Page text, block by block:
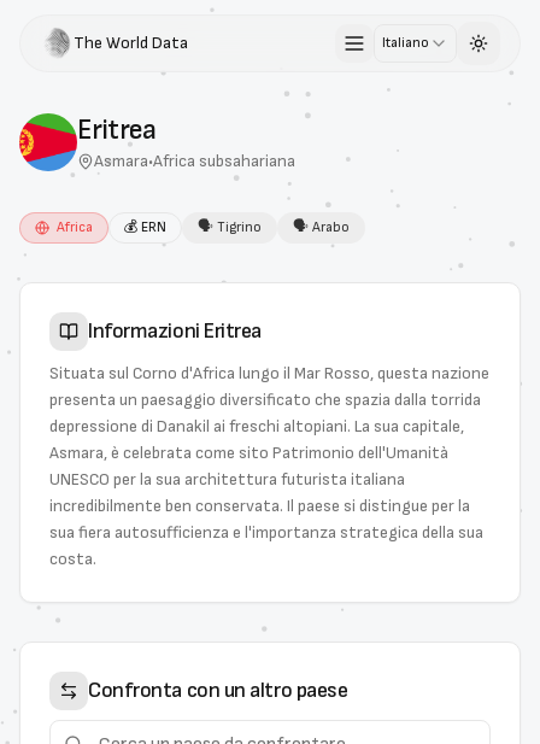
The World Data Italiano Toggle
Eritrea
Asmara•Africa subsahariana
Africa 💰 ERN 🗣 Tigrino 🗣 Arabo
Informazioni Eritrea
Situata sul Corno d'Africa lungo il Mar Rosso, questa nazione
presenta un paesaggio diversificato che spazia dalla torrida
depressione di Danakil ai freschi altopiani. La sua capitale,
Asmara, è celebrata come sito Patrimonio dell'Umanità
UNESCO per la sua architettura futurista italiana
incredibilmente ben conservata. Il paese si distingue per la
sua fiera autosufficienza e l'importanza strategica della sua
costa.
Confronta con un altro paese